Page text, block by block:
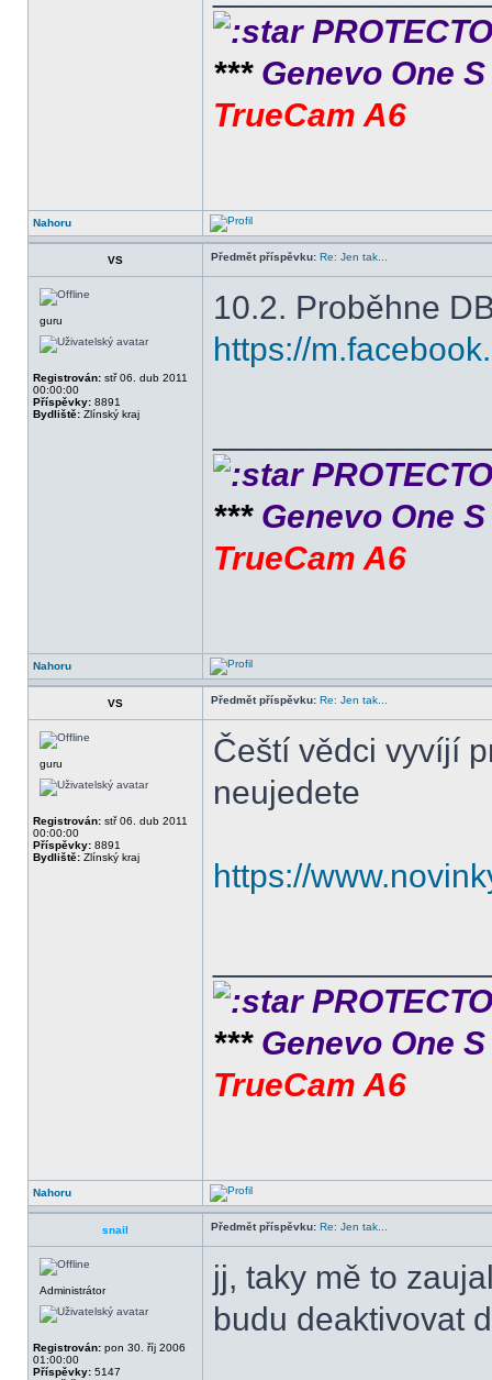
***Genevo One
TrueCam A6
Nahoru
VS Předmět příspěvku: Re: Jen tak...
guru
Registrován: stř 06. dub 2011
00:00:00
Příspěvky: 8891
Bydliště: Zlínský kraj
10.2. Proběhne
https://
***Genevo One
TrueCam A6
Nahoru
VS Předmět příspěvku: Re: Jen tak...
guru
Registrován: stř 06. dub 2011
00:00:00
Příspěvky: 8891
Bydliště: Zlínský kraj
Čeští vědci vyvíjí
neujedete
https://
***Genevo One
TrueCam A6
Nahoru
snail Předmět příspěvku: Re: Jen tak...
Administrátor
Registrován: pon 30. říj 2006
01:00:00
Příspěvky: 5147
jj, taky mě to
budu deaktivovat